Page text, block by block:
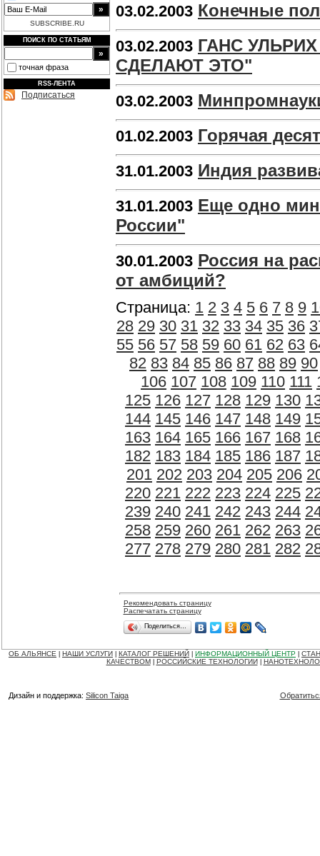
SUBSCRIBE.RU
ПОИСК ПО СТАТЬЯМ
точная фраза
RSS-ЛЕНТА
Подписаться
03.02.2003 Конечные
03.02.2003 ГАНС
СДЕЛАЮТ ЭТО"
03.02.2003
01.02.2003 Горячая
31.01.2003 Индия
31.01.2003 Еще одно
России"
30.01.2003 Россия на
от амбиций?
Страница: 1 2 3 4 5 6 7 8 9
28 29 30 31 32 33 34 35 36
55 56 57 58 59 60 61 62 63
82 83 84 85 86 87 88 89 90
106 107 108 109 110 111
125 126 127 128 129 130
144 145 146 147 148 149
163 164 165 166 167 168
182 183 184 185 186 187
201 202 203 204 205 206
220 221 222 223 224 225
239 240 241 242 243 244
258 259 260 261 262 263
277 278 279 280 281 282
Рекомендовать страницу
Распечатать страницу
Поделиться…
ОБ АЛЬЯНСЕ НАШИ УСЛУГИ КАТАЛОГ РЕШЕНИЙ ИНФОРМАЦИОННЫЙ ЦЕНТР
КАЧЕСТВОМ
РОССИЙСКИЕ ТЕХНОЛОГИИ
Дизайн и поддержка: Silicon Taiga